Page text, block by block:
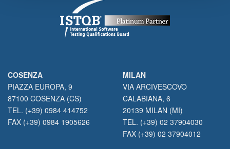
COSENZA
PIAZZA EUROPA, 9
87100 COSENZA (CS)
TEL. (+39) 0984 414752
FAX (+39) 0984 1905626
MILAN
VIA ARCIVESCOVO
CALABIANA, 6
20139 MILAN (MI)
TEL. (+39) 02 37904030
FAX (+39) 02 37904012